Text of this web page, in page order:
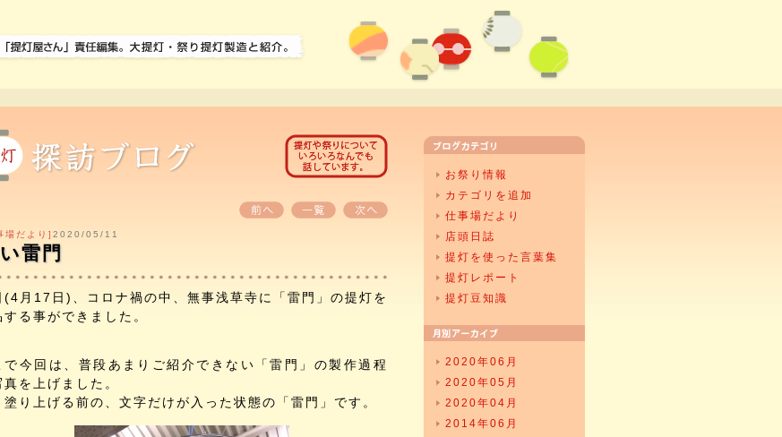
場だより] 2020/05/11
雷門
(4月17日)、コロナ禍の中、無事浅草寺に「雷門」の提灯を
する事ができました。
で今回は、普段あまりご紹介できない「雷門」の製作過程
真を上げました。
塗り上げる前の、文字だけが入った状態の「雷門」です。
お祭り情報
カテゴリを追加
仕事場だより
店頭日誌
提灯を使った言葉集
提灯レポート
提灯豆知識
2020年06月
2020年05月
2020年04月
2014年06月